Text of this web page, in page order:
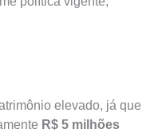
elevado, já que
R$ 5 milhões